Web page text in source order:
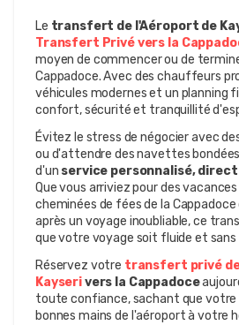
Le
Transfert Privé vers la
moyen de commencer ou de
Cappadoce. Avec des chauffeurs
véhicules modernes et un planning
confort, sécurité et tranquillité
Évitez le stress de négocier avec
ou d'attendre des navettes
d'un service personnalisé,
Que vous arriviez pour des
cheminées de fées de la
après un voyage inoubliable, ce
que votre voyage soit fluide et sans
Réservez votre transfert privé
Kayseri vers la Cappadoce
toute confiance, sachant que
bonnes mains de l'aéroport à votre